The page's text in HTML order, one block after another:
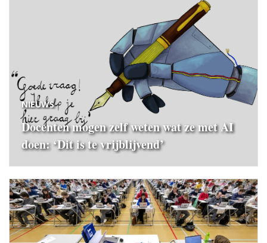
NIEUWS
Docenten mogen zelf weten wat ze met AI
doen: ‘Dit is te vrijblijvend’